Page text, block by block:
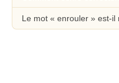
Le mot « enrouler » est-il